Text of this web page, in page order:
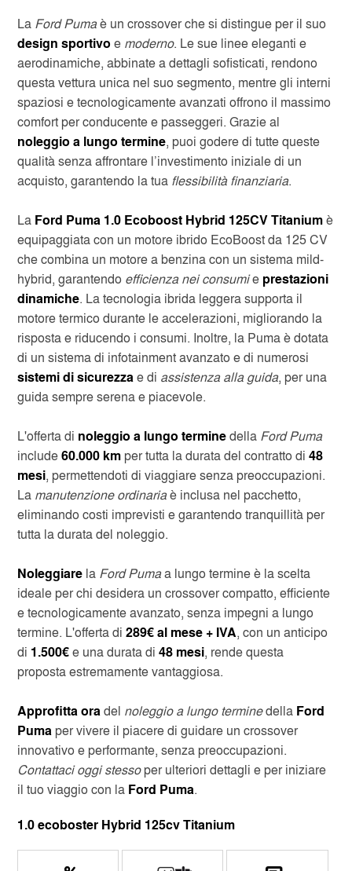
La Ford Pumaè un crossover che si distingue per il suo
design sportivo e moderno. Le sue linee eleganti e
aerodinamiche, abbinate a dettagli sofisticati, rendono
questa vettura unica nel suo segmento, mentre gli interni
spaziosi e tecnologicamente avanzati offrono il massimo
comfort per conducente e passeggeri. Grazie al
noleggio a lungo termine, puoi godere di tutte queste
qualità senza affrontare l’investimento iniziale di un
acquisto, garantendo la tua flessibilità finanziaria.
La Ford Puma 1.0 Ecoboost Hybrid 125CV Titaniumè
equipaggiata con un motore ibrido EcoBoost da 125 CV
che combina un motore a benzina con un sistema mild-
hybrid, garantendo efficienza nei consumie prestazioni
dinamiche. La tecnologia ibrida leggera supporta il
motore termico durante le accelerazioni, migliorando la
risposta e riducendo i consumi. Inoltre, la Puma è dotata
di un sistema di infotainment avanzato e di numerosi
sistemi di sicurezzae di assistenza alla guida, per una
guida sempre serena e piacevole.
L'offerta di noleggio a lungo terminedella Ford Puma
include60.000 km per tutta la durata del contratto di48
mesi, permettendoti di viaggiare senza preoccupazioni.
La manutenzione ordinariaè inclusa nel pacchetto,
eliminando costi imprevisti e garantendo tranquillità per
tutta la durata del noleggio.
Noleggiare la Ford Pumaa lungo termine è la scelta
ideale per chi desidera un crossover compatto, efficiente
e tecnologicamente avanzato, senza impegni a lungo
termine. L'offerta di289€ al mese + IVA, con un anticipo
di 1.500€e una durata di48 mesi, rende questa
proposta estremamente vantaggiosa.
Approfitta oradel noleggio a lungo terminedella Ford
Puma per vivere il piacere di guidare un crossover
innovativo e performante, senza preoccupazioni.
Contattaci oggi stessoper ulteriori dettagli e per iniziare
il tuo viaggio con la Ford Puma.
1.0 ecoboster Hybrid 125cv Titanium